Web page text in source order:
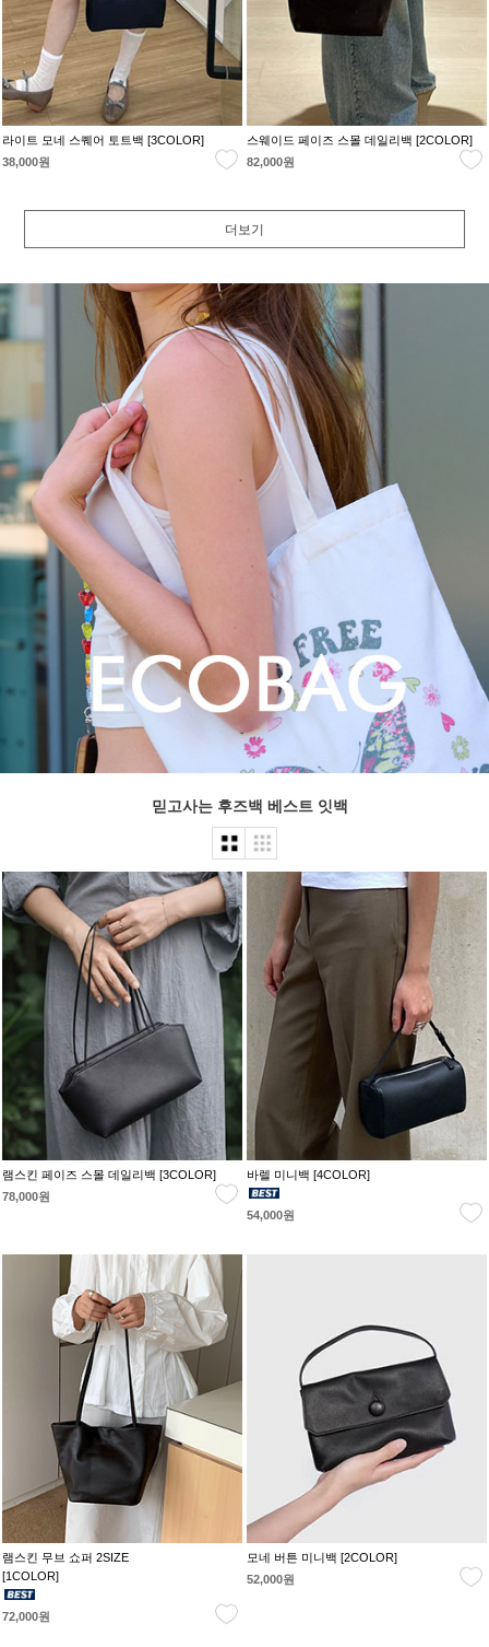
라이트 모네 스퀘어 토트백 [3COLOR]
38,000원
스웨이드 페이즈 스몰 데일리백 [2COLOR]
82,000원
더보기
믿고사는 후즈백 베스트 잇백
램스킨 페이즈 스몰 데일리백 [3COLOR]
78,000원
바렐 미니백 [4COLOR]
54,000원
램스킨 무브 쇼퍼 2SIZE
[1COLOR]
72,000원
모네 버튼 미니백 [2COLOR]
52,000원